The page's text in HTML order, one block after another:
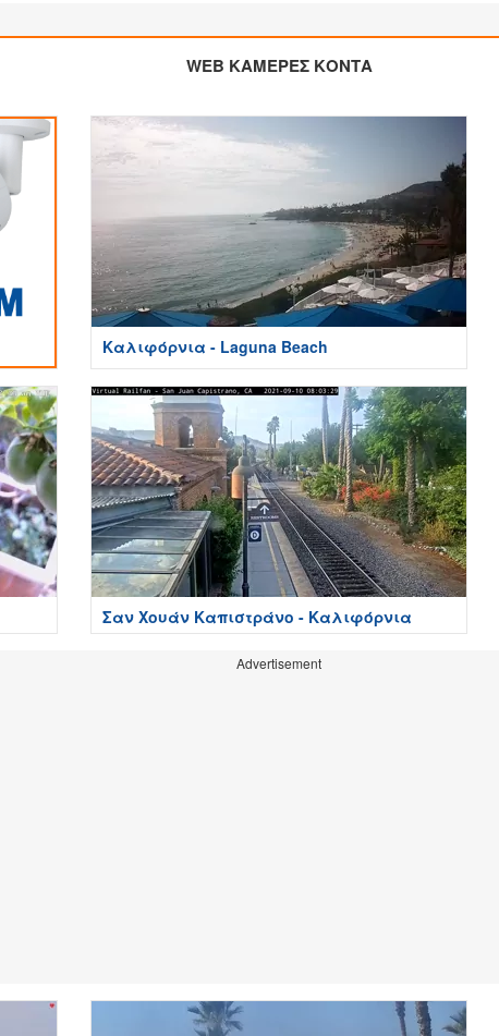
WEB ΚΑΜΕΡΕΣ ΚΟΝΤΑ
Καλιφόρνια - Laguna Beach
Σαν Χουάν Καπιστράνο - Καλιφόρνια
Advertisement